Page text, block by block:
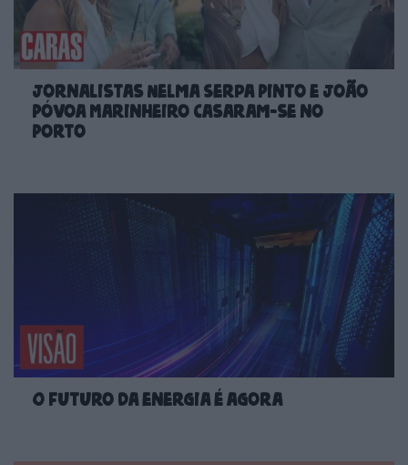
Jornalistas Nelma Serpa Pinto e João
Póvoa Marinheiro casaram-se no
Porto
O futuro da energia é agora